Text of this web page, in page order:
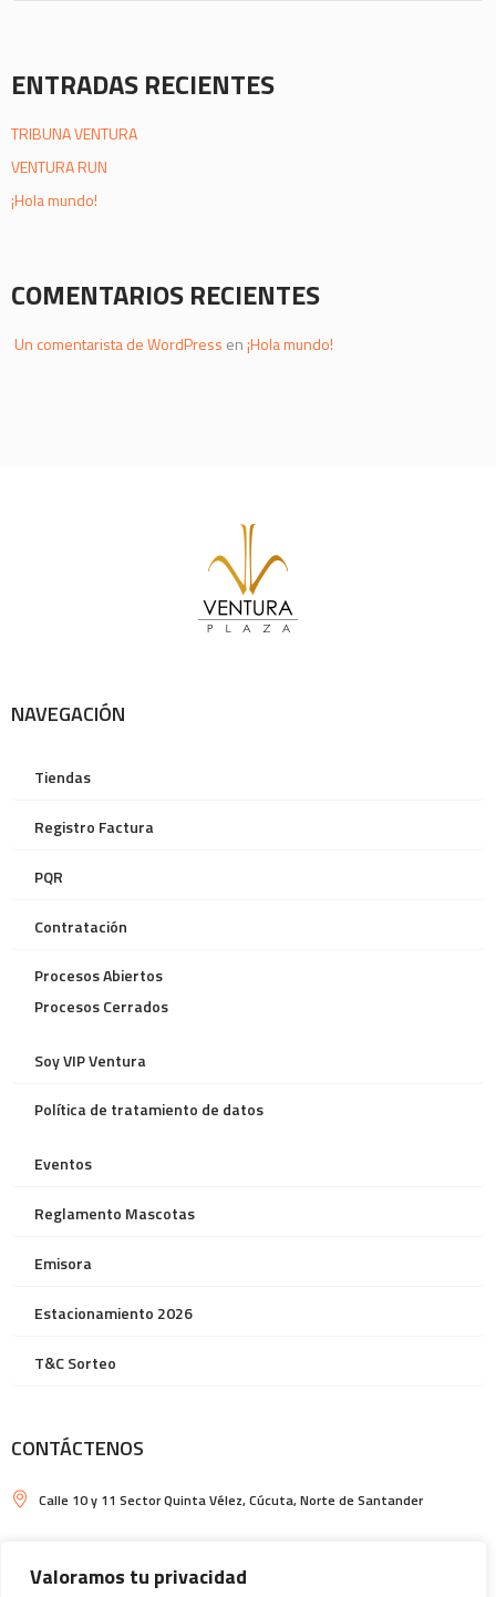
Valoramos tu privacidad
ENTRADAS RECIENTES
TRIBUNA VENTURA
VENTURA RUN
¡Hola mundo!
COMENTARIOS RECIENTES
Un comentarista de WordPress en¡Hola mundo!
NAVEGACIÓN
Tiendas
Registro Factura
PQR
Contratación
Procesos Abiertos
Procesos Cerrados
Soy VIP Ventura
Política de tratamiento de datos
Eventos
Reglamento Mascotas
Emisora
Estacionamiento 2026
T&C Sorteo
CONTÁCTENOS
Calle 10 y 11 Sector Quinta Vélez, Cúcuta, Norte de Santander
comerciales: de lunes a jueves de 10am a 8pm, viernes y sábados de
10am a 9pm y domingos y festivos de 11am a 9pm